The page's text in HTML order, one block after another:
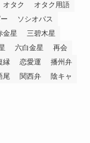
オタク
オタク用語
ソシオパス
金星
三碧木星
六白金星
再会
縁 恋愛運
播州弁
尾 関西弁
陰キャ